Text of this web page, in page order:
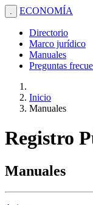
. ECONOMÍA
Directorio
Marco jurídico
Manuales
Preguntas
Inicio
Manuales
Registro
Manuales